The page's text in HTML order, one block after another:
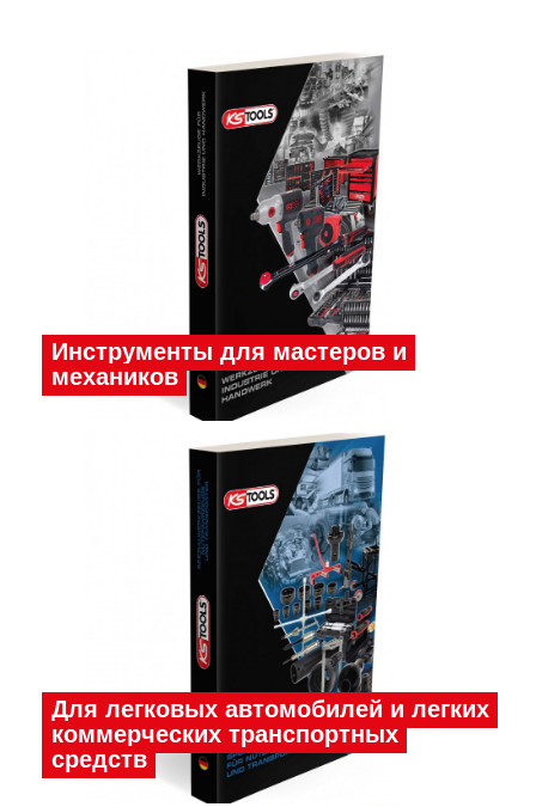
Инструменты для мастеров и
механиков
Для легковых автомобилей и легких
коммерческих транспортных
средств